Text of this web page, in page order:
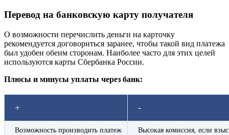
Перевод на банковскую карту получателя
О возможности перечислить деньги на карточку
рекомендуется договориться заранее, чтобы такой вид платежа
был удобен обеим сторонам. Наиболее часто для этих целей
используются карты Сбербанка России.
Плюсы и минусы уплаты через банк:
+ -
Возможность производить платеж
Высокая комиссия, если